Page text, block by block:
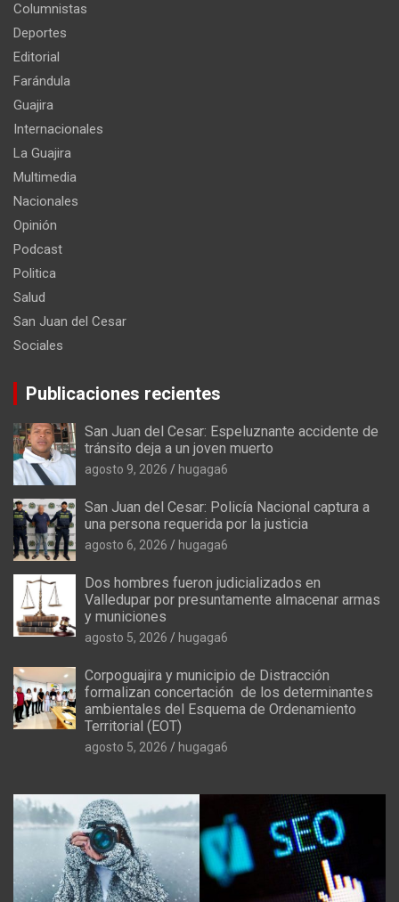
Columnistas
Deportes
Editorial
Farándula
Guajira
Internacionales
La Guajira
Multimedia
Nacionales
Opinión
Podcast
Politica
Salud
San Juan del Cesar
Sociales
Publicaciones recientes
San Juan del Cesar: Espeluznante accidente de
tránsito deja a un joven muerto
agosto 9, 2026 hugaga6
San Juan del Cesar: Policía Nacional captura a
una persona requerida por la justicia
agosto 6, 2026 hugaga6
Dos hombres fueron judicializados en
Valledupar por presuntamente almacenar armas
y municiones
agosto 5, 2026 hugaga6
Corpoguajira y municipio de Distracción
formalizan concertación de los determinantes
ambientales del Esquema de Ordenamiento
Territorial (EOT)
agosto 5, 2026 hugaga6